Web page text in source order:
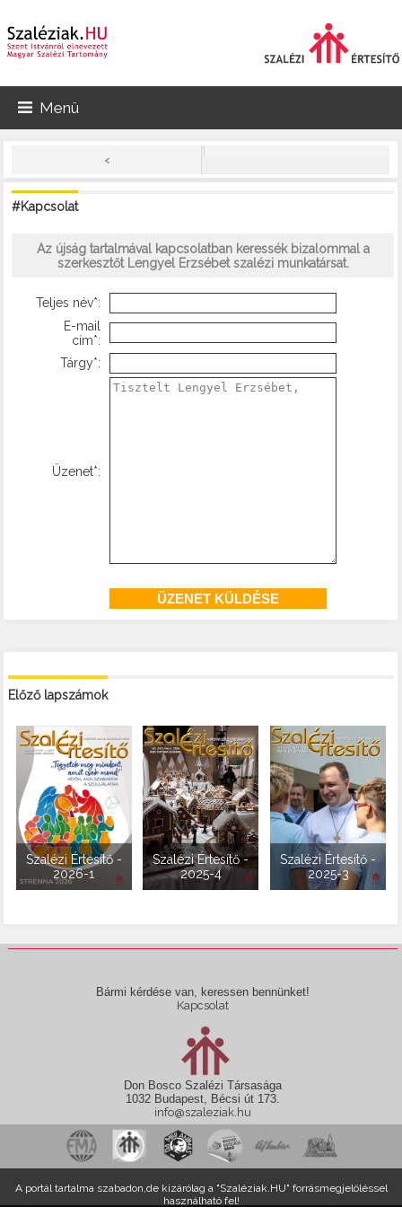
Menü
<
#Kapcsolat
Az újság tartalmával kapcsolatban keressék bizalommal a
szerkesztőt Lengyel Erzsébet szalézi munkatársat.
Teljes név*:
E-mail
cím*:
Tárgy*:
Üzenet*:
Előző lapszámok
Szalézi Értesítő -
2026-1
Szalézi Értesítő -
2025-4
Szalézi Értesítő -
2025-3
Bármi kérdése van, keressen bennünket!
Kapcsolat
Don Bosco Szalézi Társasága
1032 Budapest, Bécsi út 173.
info@szaleziak.hu
A portál tartalma szabadon,de kizárólag a "Szaléziak.HU" forrásmegjelöléssel
használható fel!